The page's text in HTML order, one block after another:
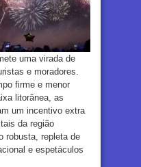
uma virada de
e moradores.
firme e menor
litorânea, as
um incentivo extra
da região
robusta, repleta de
e espetáculos